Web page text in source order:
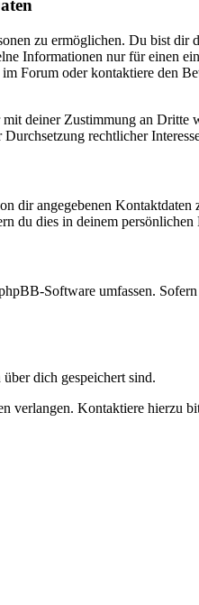
zu ermöglichen. Du bist
Informationen nur für einen
Forum oder kontaktiere
deiner Zustimmung an
rechtlicher
dir angegebenen
du dies in deinem persönlichen
Software umfassen.
dich gespeichert sind.
verlangen. Kontaktiere hierzu